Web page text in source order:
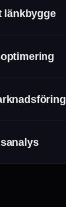
länkbygge